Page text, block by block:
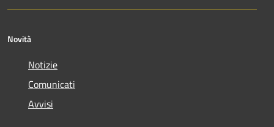
Novità
Notizie
Comunicati
Avvisi